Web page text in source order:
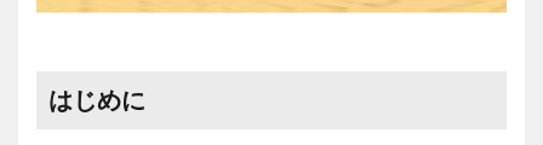
はじめに